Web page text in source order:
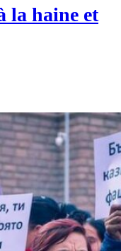
la haine et